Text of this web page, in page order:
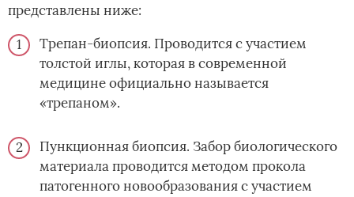
представлены ниже:
Трепан-биопсия. Проводится с участием
толстой иглы, которая в современной
медицине официально называется
«трепаном».
Пункционная биопсия. Забор биологического
материала проводится методом прокола
патогенного новообразования с участием